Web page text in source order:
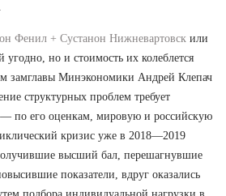
Фенил + Сустанон Нижневартовск или
угодно, но и стоимость их колеблется
замглавы Минэкономики Андрей Клепач
структурных проблем требует
— по его оценкам, мировую и российскую
кризис уже в 2018—2019
высший бал, перешагнувшие
показатели, вдруг оказались